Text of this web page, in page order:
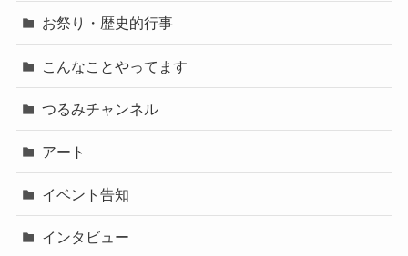
お祭り・歴史的行事
こんなことやってます
つるみチャンネル
アート
イベント告知
インタビュー